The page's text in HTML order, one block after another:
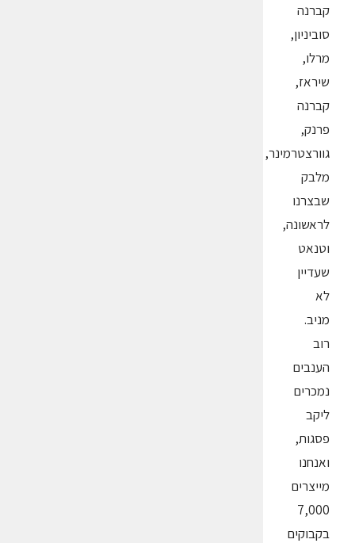
קברנה
סוביניון,
מרלו,
שיראז,
קברנה
פרנק,
גוורצטרמינר,
מלבק
שבצרנו
לראשונה,
וטנאט
שעדיין
לא
מניב.
רוב
הענבים
נמכרים
ליקב
פסגות,
ואנחנו
מייצרים
7,000
בקבוקים